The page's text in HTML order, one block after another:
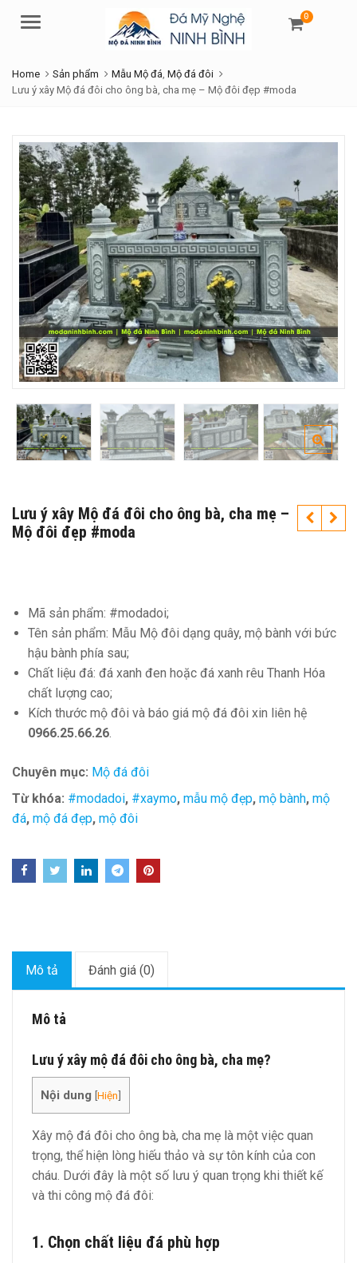
Menu
0
Home Sản phẩm Mẫu Mộ đá Mộ đá đôi
Lưu ý xây Mộ đá đôi cho ông bà, cha mẹ – Mộ đôi đẹp #moda
Lưu ý xây Mộ đá đôi cho ông bà, cha mẹ –
Mộ đôi đẹp #moda
Mã sản phẩm: #modadoi;
Tên sản phẩm: Mẫu Mộ đôi dạng quây, mộ bành với bức
hậu bành phía sau;
Chất liệu đá: đá xanh đen hoặc đá xanh rêu Thanh Hóa
chất lượng cao;
Kích thước mộ đôi và báo giá mộ đá đôi xin liên hệ
0966.25.66.26
Chuyên mục: Mộ đá đôi
Từ khóa: #modadoi, #xaymo, mẫu mộ đẹp, mộ bành, mộ
đá, mộ đá đẹp, mộ đôi
Mô tả Đánh giá (0)
Mô tả
Lưu ý xây mộ đá đôi cho ông bà, cha mẹ?
Nội dung [Hiện]
Xây mộ đá đôi cho ông bà, cha mẹ là một việc quan
trọng, thể hiện lòng hiếu thảo và sự tôn kính của con
cháu. Dưới đây là một số lưu ý quan trọng khi thiết kế
và thi công mộ đá đôi:
1. Chọn chất liệu đá phù hợp